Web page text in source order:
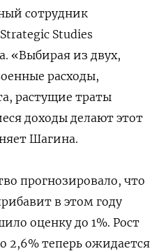
сотрудник
Studies
«Выбирая из двух,
расходы,
растущие траты
доходы делают этот
Шагина.
прогнозировало, что
в этом году
оценку до 1%. Рост
2,6% теперь ожидается